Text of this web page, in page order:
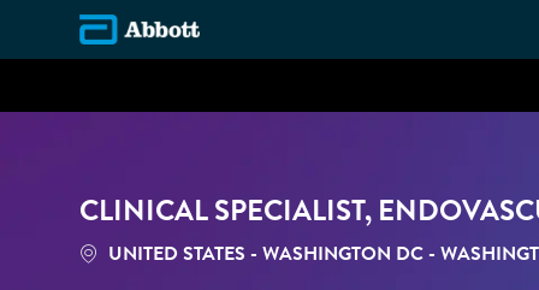
CLINICAL SPECIALIST,
МЕСТОПОЛОЖЕНИЕ
UNITED STATES - WASHINGTON DC -